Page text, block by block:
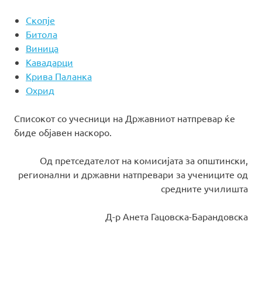
Скопје
Битола
Виница
Кавадарци
Крива Паланка
Охрид
Списокот со учесници на Државниот натпревар ќе
биде објавен наскоро.
Од претседателот на комисијата за општински,
регионални и државни натпревари за учениците од
средните училишта
Д-р Анета Гацовска-Барандовска